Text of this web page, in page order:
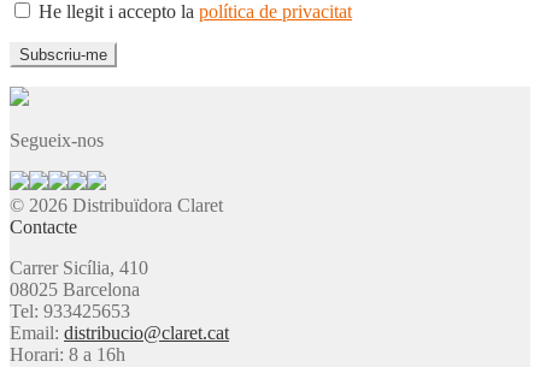
He llegit i accepto la política de privacitat
Segueix-nos
© 2026 Distribuïdora Claret
Contacte
Carrer Sicília, 410
08025 Barcelona
Tel: 933425653
Email: distribucio@claret.cat
Horari: 8 a 16h